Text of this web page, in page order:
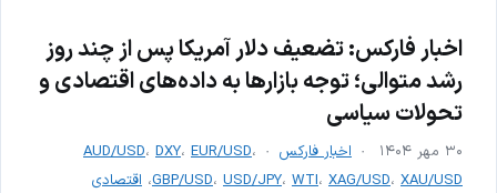
اخبار فارکس: تضعیف دلار آمریکا پس از چند روز
رشد متوالی؛ توجه بازارها به داده‌های اقتصادی و
تحولات سیاسی
۳۰ مهر ۱۴۰۴ اخبار فارکس AUD/USD، DXY، EUR/USD،
GBP/USD، USD/JPY، WTI، XAG/USD، XAU/USD ، اقتصادی